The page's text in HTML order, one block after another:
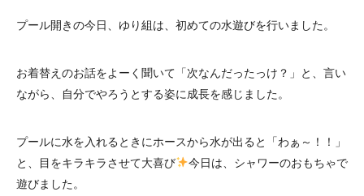
プール開きの今日、ゆり組は、初めての水遊びを行いました。
お着替えのお話をよーく聞いて「次なんだったっけ？」と、言い
ながら、自分でやろうとする姿に成長を感じました。
プールに水を入れるときにホースから水が出ると「わぁ～！！」
と、目をキラキラさせて大喜び
今日は、シャワーのおもちゃで
遊びました。